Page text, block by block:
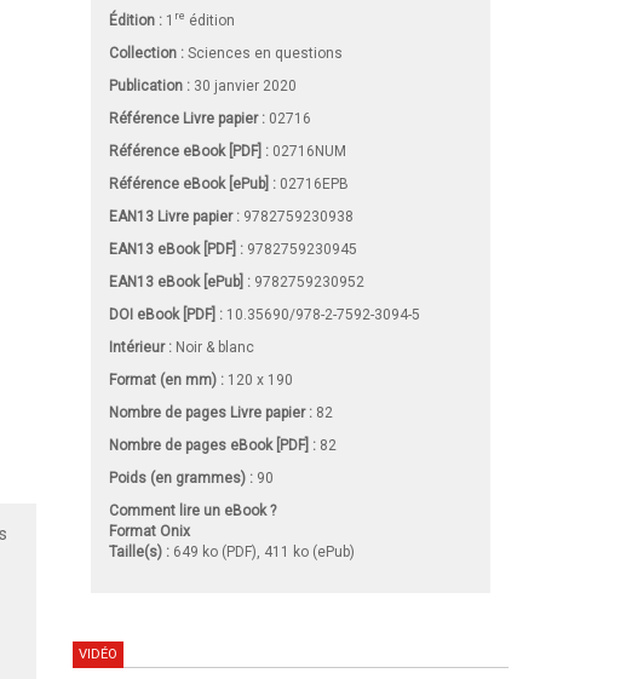
Édition : 1 re édition
Collection : Sciences en questions
Publication : 30 janvier 2020
Référence Livre papier : 02716
Référence eBook [PDF] : 02716NUM
Référence eBook [ePub] : 02716EPB
EAN13 Livre papier : 9782759230938
EAN13 eBook [PDF] : 9782759230945
EAN13 eBook [ePub] : 9782759230952
DOI eBook [PDF] : 10.35690/978-2-7592-3094-5
Intérieur : Noir & blanc
Format (en mm) : 120 x 190
Nombre de pages Livre papier: 82
Nombre de pages eBook [PDF] : 82
Poids (en grammes) : 90
Comment lire un eBook ?
Format Onix
Taille(s) : 649 ko (PDF), 411 ko (ePub)
VIDÉO